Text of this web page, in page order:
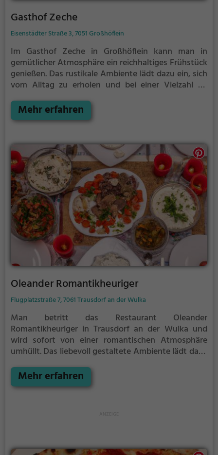
Gasthof Zeche
Eisenstädter Straße 3, 7051 Großhöflein
Im Gasthof Zeche in Großhöflein kann man in
gemütlicher Atmosphäre ein reichhaltiges Frühstück
genießen. Das rustikale Ambiente lädt dazu ein, sich
vom Alltag zu erholen und bei einer Vielzahl an
Ob traditionelle österreichische Küche oder
internationale Spezialitäten - hier findet man für
Gasthof Zeche verspricht kulinarische Vielfalt und
geselliges Beisammensein in herzlicher
Gastfreundschaft.
Mehr erfahren
Oleander Romantikheuriger
Flugplatzstraße 7, 7061 Trausdorf an der Wulka
Man betritt das Restaurant Oleander
Romantikheuriger in Trausdorf an der Wulka und
wird sofort von einer romantischen Atmosphäre
umhüllt. Das liebevoll gestaltete Ambiente lädt dazu
Getränken und Speisen verwöhnen zu lassen. Hier
kann man sich auf Biogerichte und vegetarische
Mehr erfahren